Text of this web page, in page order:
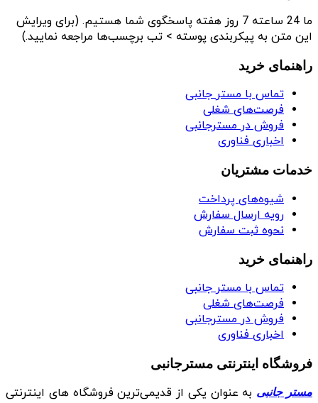
ما 24 ساعته 7 روز هفته پاسخگوی شما هستیم. (برای ویرایش
این متن به پیکربندی پوسته > تب برچسب‌ها مراجعه نمایید.)
راهنمای خرید
تماس با مستر جانبی
فرصت‌های شغلی
فروش در مسترجانبی
اخباری فناوری
خدمات مشتریان
شیوه‌های پرداخت
رویه ارسال سفارش
نحوه ثبت سفارش
راهنمای خرید
تماس با مستر جانبی
فرصت‌های شغلی
فروش در مسترجانبی
اخباری فناوری
فروشگاه اینترنتی مسترجانبی
مستر جانبی به عنوان یکی از قدیمی‌ترین فروشگاه های اینترنتی